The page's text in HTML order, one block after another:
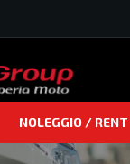
NOLEGGIO / RENT